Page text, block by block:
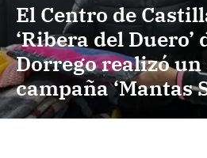
El Centro de
‘Ribera del Duero’
Dorrego realizó un
campaña ‘Mantas